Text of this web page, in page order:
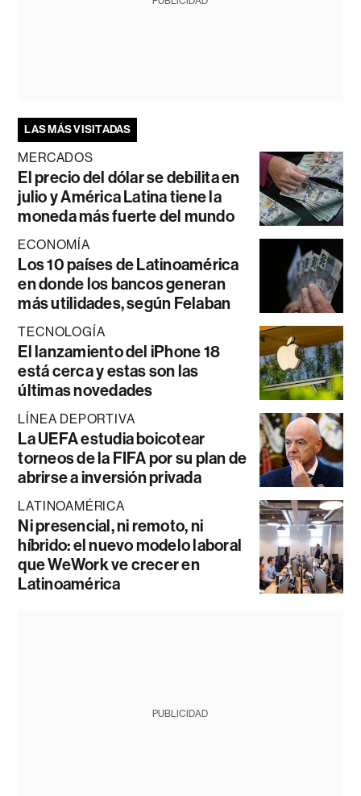
LAS MÁS VISITADAS
MERCADOS
El precio del dólar se debilita en
julio y América Latina tiene la
moneda más fuerte del mundo
ECONOMÍA
Los 10 países de Latinoamérica
en donde los bancos generan
más utilidades, según Felaban
TECNOLOGÍA
El lanzamiento del iPhone 18
está cerca y estas son las
últimas novedades
LÍNEA DEPORTIVA
La UEFA estudia boicotear
torneos de la FIFA por su plan de
abrirse a inversión privada
LATINOAMÉRICA
Ni presencial, ni remoto, ni
híbrido: el nuevo modelo laboral
que WeWork ve crecer en
Latinoamérica
PUBLICIDAD